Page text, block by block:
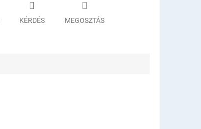
KÉRDÉS MEGOSZTÁS